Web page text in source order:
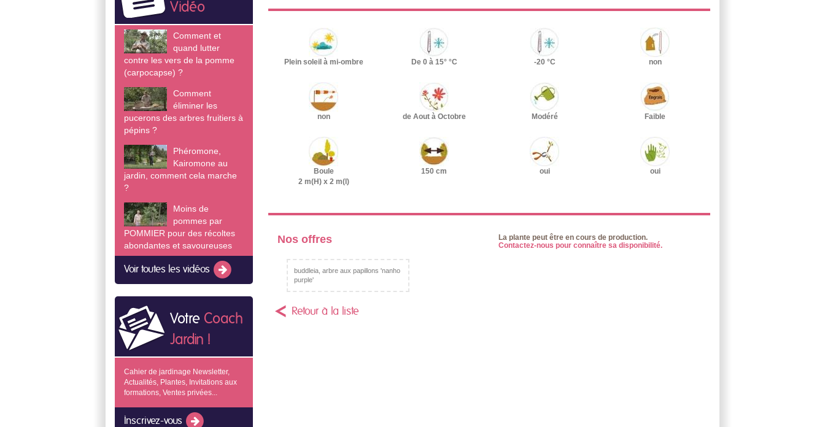
Vidéo
Comment et
quand lutter
contre les vers de la pomme
(carpocapse) ?
Comment
éliminer les
pucerons des arbres fruitiers à
pépins ?
Phéromone,
Kairomone au
jardin, comment cela marche
?
Moins de
pommes par
POMMIER pour des récoltes
abondantes et savoureuses
Voir toutes les vidéos
Votre Coach
Jardin !
Cahier de jardinage Newsletter,
Actualités, Plantes, Invitations aux
formations, Ventes privées...
Inscrivez-vous
Plein soleil à mi-ombre De 0 à 15° °C -20 °C non
non de Aout à Octobre Modéré Faible
Boule
2 m(H) x 2 m(l)
150 cm oui oui
Nos offres
La plante peut être en cours de production.
Contactez-nous pour connaître sa disponibilité.
buddleia, arbre aux papillons 'nanho
purple'
Retour à la liste